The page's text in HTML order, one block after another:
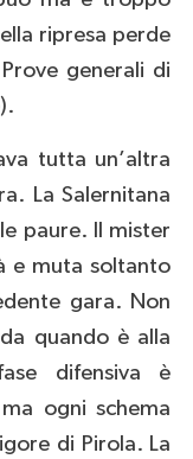
ripresa perde
generali di
tutta un’altra
La Salernitana
paure. Il mister
e muta soltanto
gara. Non
quando è alla
difensiva è
ogni schema
di Pirola. La